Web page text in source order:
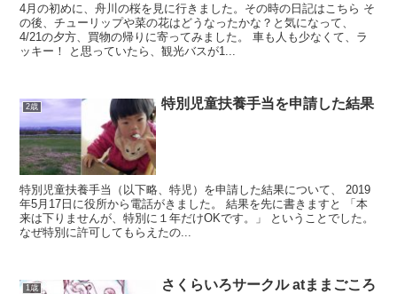
4月の初めに、舟川の桜を見に行きました。その時の日記はこちら そ
の後、チューリップや菜の花はどうなったかな？と気になって、
4/21の夕方、買物の帰りに寄ってみました。 車も人も少なくて、ラ
ッキー！ と思っていたら、観光バスが1...
2歳 特別児童扶養手当を申請した結果
特別児童扶養手当（以下略、特児）を申請した結果について、 2019
年5月17日に役所から電話がきました。 結果を先に書きますと 「本
来は下りませんが、特別に１年だけOKです。」 ということでした。
なぜ特別に許可してもらえたの...
1歳 さくらいろサークル atままごころ